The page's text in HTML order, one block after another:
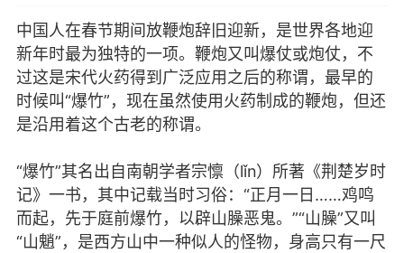
排行 头衔 抽奖
动态 小说
任务
中国人在春节期间放鞭炮辞旧迎新，是世界各地迎
新年时最为独特的一项。鞭炮又叫爆仗或炮仗，不
过这是宋代火药得到广泛应用之后的称谓，最早的
时候叫“爆竹”，现在虽然使用火药制成的鞭炮，但还
是沿用着这个古老的称谓。
“爆竹”其名出自南朝学者宗懔（lǐn）所著《荆楚岁时
记》一书，其中记载当时习俗：“正月一日……鸡鸣
而起，先于庭前爆竹，以辟山臊恶鬼。”“山臊”又叫
“山魈”，是西方山中一种似人的怪物，身高只有一尺